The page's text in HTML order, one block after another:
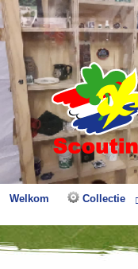
Welkom Collectie